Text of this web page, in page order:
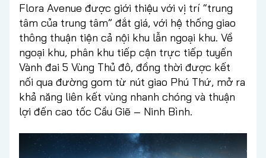
Flora Avenue được giới thiệu với vị trí “trung
tâm của trung tâm” đắt giá, với hệ thống giao
thông thuận tiện cả nội khu lẫn ngoại khu. Về
ngoại khu, phân khu tiếp cận trực tiếp tuyến
Vành đai 5 Vùng Thủ đô, đồng thời được kết
nối qua đường gom từ nút giao Phú Thứ, mở ra
khả năng liên kết vùng nhanh chóng và thuận
lợi đến cao tốc Cầu Giẽ – Ninh Bình.